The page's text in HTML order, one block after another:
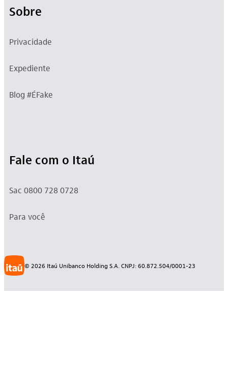
Sobre
Privacidade
Expediente
Blog #ÉFake
Fale com o Itaú
Sac 0800 728 0728
Para você
© 2026 Itaú Unibanco Holding S.A. CNPJ: 60.872.504/0001-23